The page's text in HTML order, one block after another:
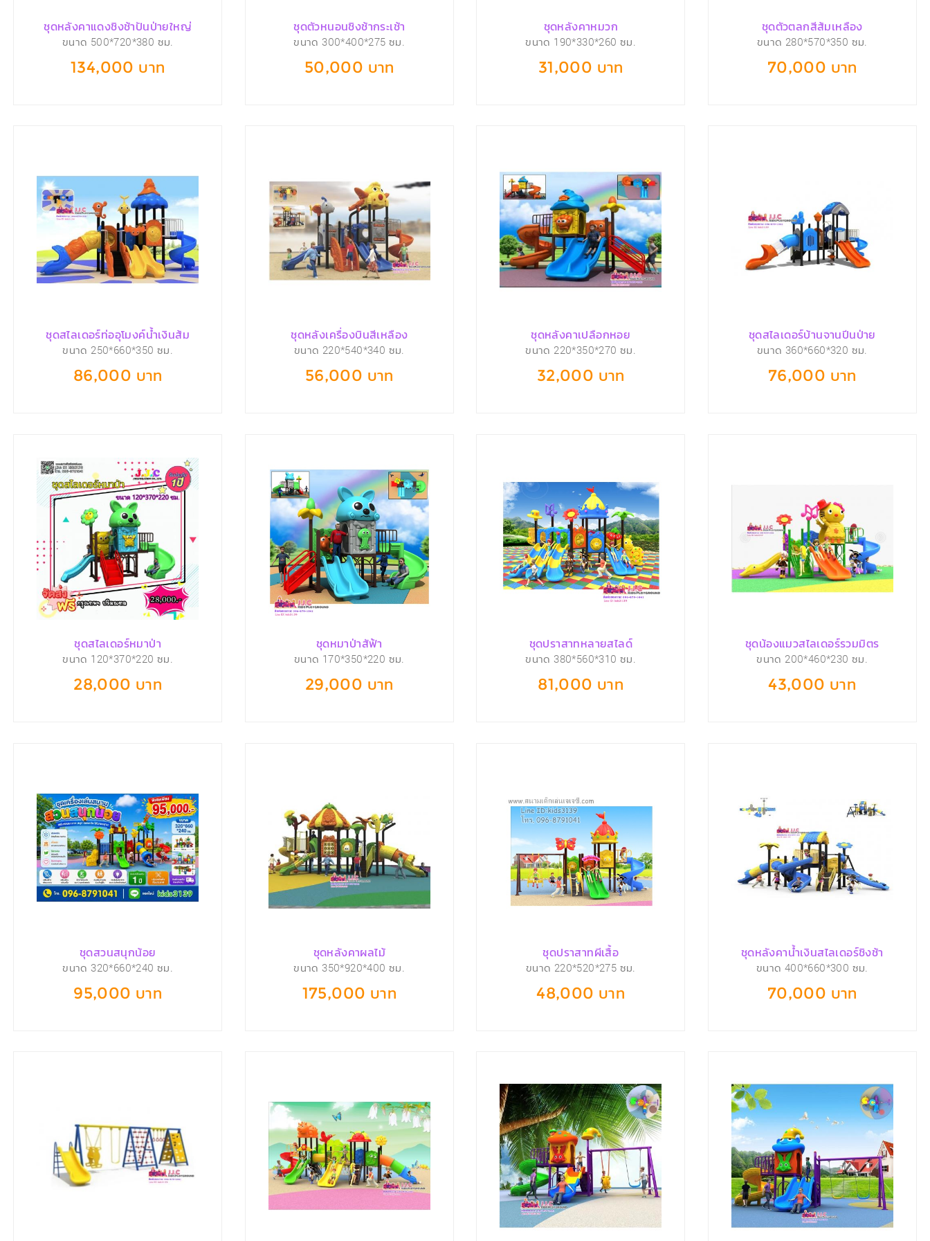
ชุดหลังคาแดงชิงช้าปันป่ายใหญ่
ขนาด 500*720*380 ซม.
134,000 บาท
ชุดตัวหนอนชิงช้ากระเช้า
ขนาด 300*400*275 ซม.
50,000 บาท
ชุดหลังคาหมวก
ขนาด 190*330*260 ซม.
31,000 บาท
ชุดตัวตลกสีส้มเหลือง
ขนาด 280*570*350 ซม.
70,000 บาท
ชุดสไลเดอร์ท่ออุโมงค์น้ำเงินส้ม
ขนาด 250*660*350 ซม.
86,000 บาท
ชุดหลังเครื่องบินสีเหลือง
ขนาด 220*540*340 ซม.
56,000 บาท
ชุดหลังคาเปลือกหอย
ขนาด 220*350*270 ซม.
32,000 บาท
ชุดสไลเดอร์บ้านจานปีนป่าย
ขนาด 360*660*320 ซม.
76,000 บาท
ชุดสไลเดอร์หมาป่า
ขนาด 120*370*220 ซม.
28,000 บาท
ชุดหมาป่าสัฟ้า
ขนาด 170*350*220 ซม.
29,000 บาท
ชุดปราสาทหลายสไลด์
ขนาด 380*560*310 ซม.
81,000 บาท
ชุดน้องแมวสไลเดอร์รวมมิตร
ขนาด 200*460*230 ซม.
43,000 บาท
ชุดสวนสนุกน้อย
ขนาด 320*660*240 ซม.
95,000 บาท
ชุดหลังคาผลไม้
ขนาด 350*920*400 ซม.
175,000 บาท
ชุดปราสาทผีเสื้อ
ขนาด 220*520*275 ซม.
48,000 บาท
ชุดหลังคาน้ำเงินสไลเดอร์ชิงช้า
ขนาด 400*660*300 ซม.
70,000 บาท